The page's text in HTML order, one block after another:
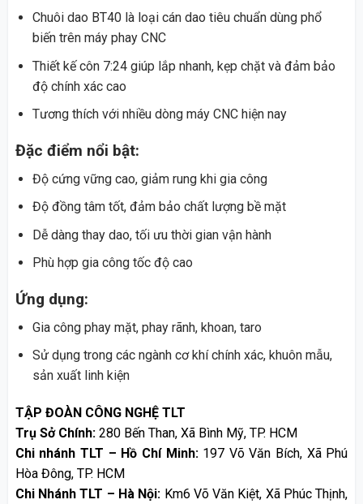
Chuôi dao BT40 là loại cán dao tiêu chuẩn dùng phổ
biến trên máy phay CNC
Thiết kế côn 7:24 giúp lắp nhanh, kẹp chặt và đảm bảo
độ chính xác cao
Tương thích với nhiều dòng máy CNC hiện nay
Đặc điểm nổi bật:
Độ cứng vững cao, giảm rung khi gia công
Độ đồng tâm tốt, đảm bảo chất lượng bề mặt
Dễ dàng thay dao, tối ưu thời gian vận hành
Phù hợp gia công tốc độ cao
Ứng dụng:
Gia công phay mặt, phay rãnh, khoan, taro
Sử dụng trong các ngành cơ khí chính xác, khuôn mẫu,
sản xuất linh kiện
TẬP ĐOÀN CÔNG NGHỆ TLT
Trụ Sở Chính:280 Bến Than, Xã Bình Mỹ, TP. HCM
Chi nhánh TLT – Hồ Chí Minh:197 Võ Văn Bích, Xã Phú
Hòa Đông, TP. HCM
Chi Nhánh TLT – Hà Nội: Km6 Võ Văn Kiệt, Xã Phúc Thịnh,